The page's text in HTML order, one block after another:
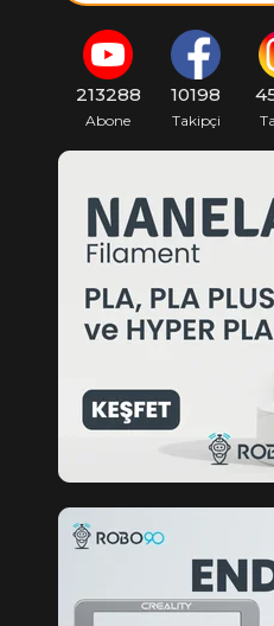
213288
Abone
10198
Takipçi